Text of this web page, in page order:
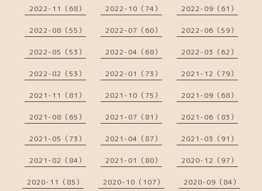
2022-11（68） 2022-10（74） 2022-09（61）
2022-08（55） 2022-07（60） 2022-06（59）
2022-05（53） 2022-04（68） 2022-03（62）
2022-02（53） 2022-01（73） 2021-12（79）
2021-11（81） 2021-10（75） 2021-09（68）
2021-08（65） 2021-07（81） 2021-06（83）
2021-05（73） 2021-04（87） 2021-03（91）
2021-02（84） 2021-01（80） 2020-12（97）
2020-11（85） 2020-10（107） 2020-09（84）